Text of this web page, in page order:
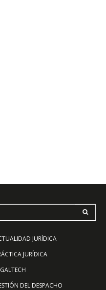
JURÍDICA
JURÍDICA
DEL DESPACHO